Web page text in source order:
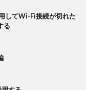
てWi-Fi接続が切れた
る